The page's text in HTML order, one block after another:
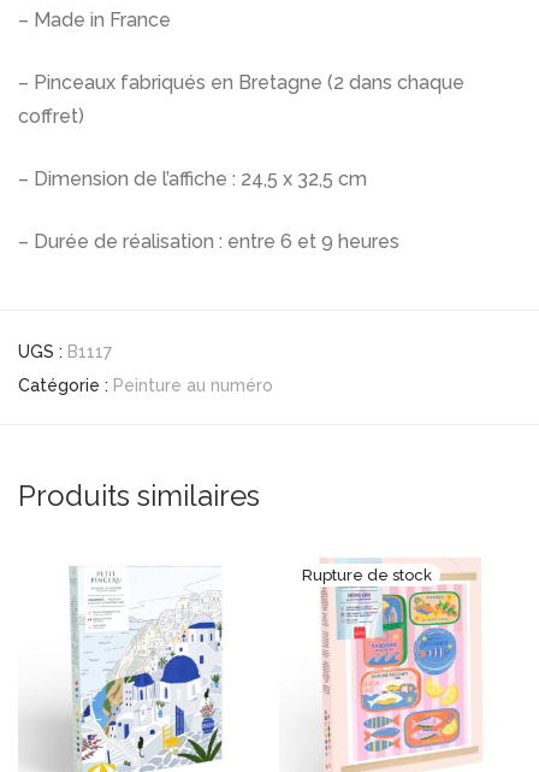
– Made in France
– Pinceaux fabriqués en Bretagne (2 dans chaque
coffret)
– Dimension de l’affiche : 24,5 x 32,5 cm
– Durée de réalisation : entre 6 et 9 heures
UGS : B1117
Catégorie : Peinture au numéro
Produits similaires